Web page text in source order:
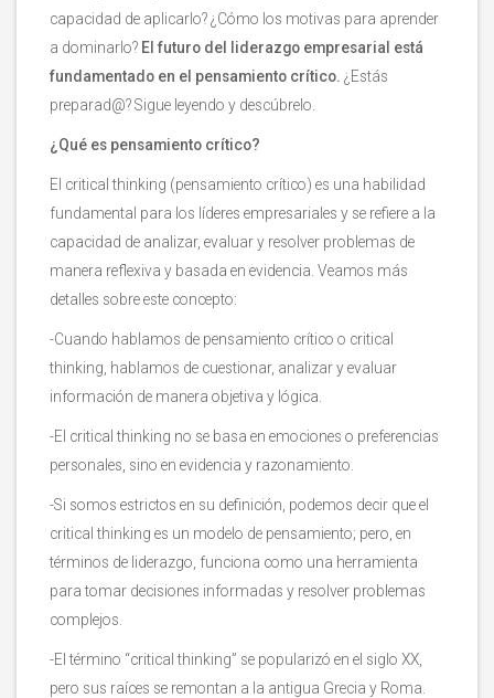
capacidad de aplicarlo? ¿Cómo los motivas para aprender
a dominarlo? El futuro del liderazgo empresarial está
fundamentado en el pensamiento crítico. ¿Estás
preparad@? Sigue leyendo y descúbrelo.
¿Qué es pensamiento crítico?
El critical thinking (pensamiento crítico) es una habilidad
fundamental para los líderes empresariales y se refiere a la
capacidad de analizar, evaluar y resolver problemas de
manera reflexiva y basada en evidencia. Veamos más
detalles sobre este concepto:
-Cuando hablamos de pensamiento crítico o critical
thinking, hablamos de cuestionar, analizar y evaluar
información de manera objetiva y lógica.
-El critical thinking no se basa en emociones o preferencias
personales, sino en evidencia y razonamiento.
-Si somos estrictos en su definición, podemos decir que el
critical thinking es un modelo de pensamiento; pero, en
términos de liderazgo, funciona como una herramienta
para tomar decisiones informadas y resolver problemas
complejos.
-El término “critical thinking” se popularizó en el siglo XX,
pero sus raíces se remontan a la antigua Grecia y Roma.